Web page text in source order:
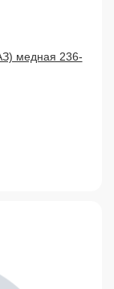
медная 236-